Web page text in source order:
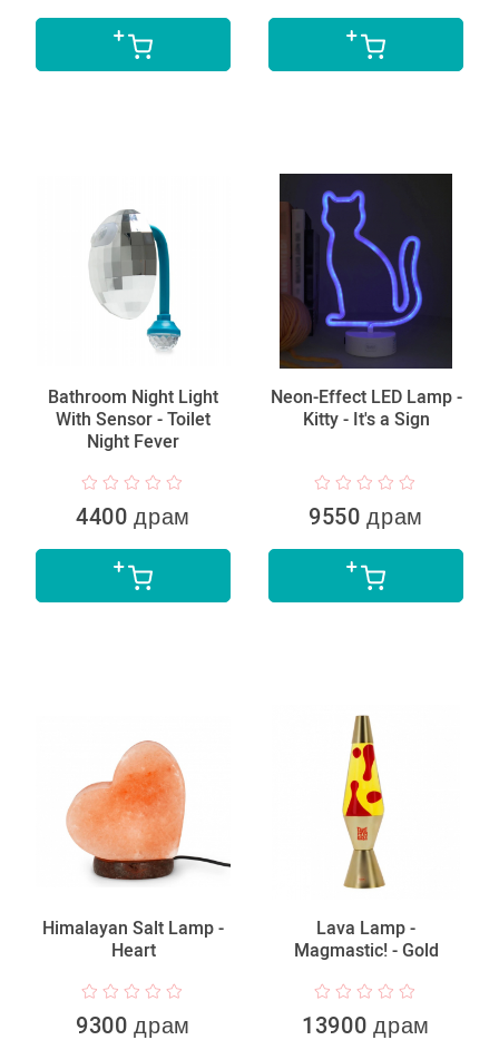
Bathroom Night Light
With Sensor - Toilet
Night Fever
4400 драм
Neon-Effect LED Lamp -
Kitty - It's a Sign
9550 драм
Himalayan Salt Lamp -
Heart
9300 драм
Lava Lamp -
Magmastic! - Gold
13900 драм